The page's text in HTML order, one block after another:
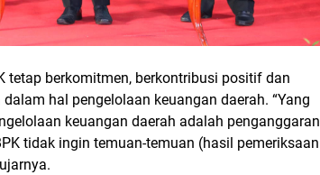
tetap berkomitmen, berkontribusi positif dan
hal pengelolaan keuangan daerah. “Yang
keuangan daerah adalah penganggaran
tidak ingin temuan-temuan (hasil pemeriksaan